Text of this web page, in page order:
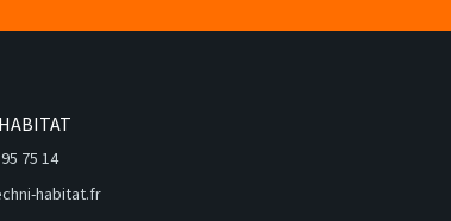
75 14
habitat.fr